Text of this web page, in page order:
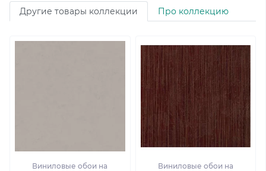
Другие товары коллекции Про коллекцию
Виниловые обои на
Виниловые обои на